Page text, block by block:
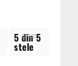
5 din 5
stele